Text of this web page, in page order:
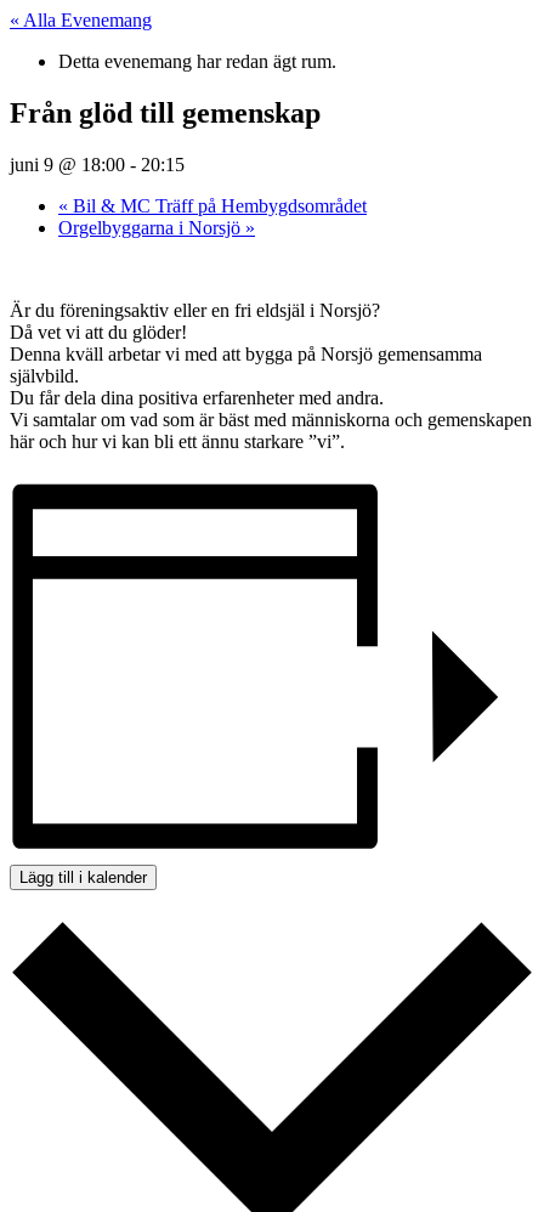
« Alla Evenemang
Detta evenemang har redan ägt rum.
Från glöd till gemenskap
juni 9 @ 18:00 - 20:15
« Bil & MC Träff på Hembygdsområdet
Orgelbyggarna i Norsjö »
Är du föreningsaktiv eller en fri eldsjäl i Norsjö?
Då vet vi att du glöder!
Denna kväll arbetar vi med att bygga på Norsjö gemensamma
självbild.
Du får dela dina positiva erfarenheter med andra.
Vi samtalar om vad som är bäst med människorna och gemenskapen
här och hur vi kan bli ett ännu starkare ”vi”.
Lägg till i kalender